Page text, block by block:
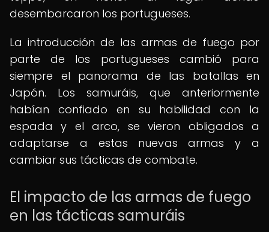
desembarcaron los portugueses.
La introducción de las armas de fuego por
parte de los portugueses cambió para
siempre el panorama de las batallas en
Japón. Los samuráis, que anteriormente
habían confiado en su habilidad con la
espada y el arco, se vieron obligados a
adaptarse a estas nuevas armas y a
cambiar sus tácticas de combate.
El impacto de las armas de fuego
en las tácticas samuráis